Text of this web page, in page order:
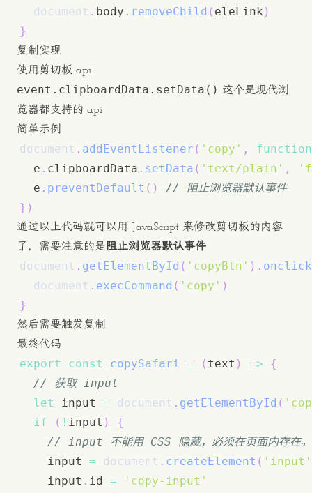
document . body . removeChild ( eleLink )
}
复制实现
使用剪切板 api
event.clipboardData.setData() 这个是现代浏
览器都支持的 api
简单示例
document . addEventListener ( 'copy' ,
function
  e
. clipboardData . setData ( 'text/plain' ,
  e
. preventDefault ( )
// 阻止浏览器默认事件
} )
通过以上代码就可以用 JavaScript 来修改剪切板的内容
了，需要注意的是 阻止浏览器默认事件
document . getElementById ( 'copyBtn' ) . onclick
document . execCommand ( 'copy' )
}
然后需要触发复制
最终代码
export const copySafari = ( text ) =>
{
// 获取 input
let
input = document . getElementById (
if
( ! input )
{
// input 不能用 CSS 隐藏，必须在页面内存在。
    input
= document . createElement ( 'input'
    input
. id = 'copy-input'